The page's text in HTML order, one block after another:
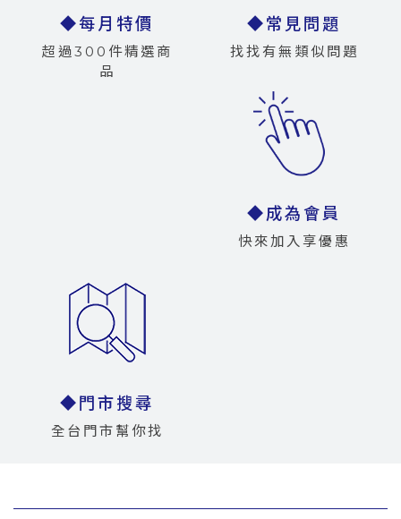
◆每月特價
超過300件精選商
品
◆常見問題
找找有無類似問題
◆成為會員
快來加入享優惠
◆門市搜尋
全台門市幫你找